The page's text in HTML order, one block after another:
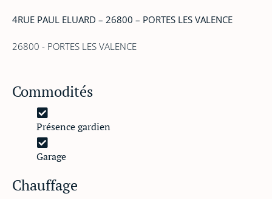
4RUE PAUL ELUARD – 26800 – PORTES LES VALENCE
26800 - PORTES LES VALENCE
Commodités
Présence gardien
Garage
Chauffage